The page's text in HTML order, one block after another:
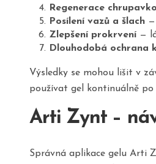
Regenerace
Posílení vazů a šlach
Zlepšení prokrvení —
Dlouhodobá ochrana
Výsledky se mohou lišit v
používat gel kontinuálně
Arti Zynt –
Správná aplikace gelu Arti